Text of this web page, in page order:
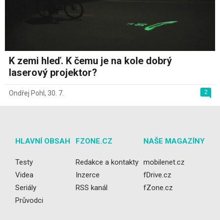
K zemi hleď. K čemu je na kole dobrý
laserový projektor?
2
Ondřej Pohl , 30. 7.
HLAVNÍ OBSAH
Testy
Videa
Seriály
Průvodci
FZONE.CZ
Redakce a kontakty
Inzerce
RSS kanál
NAŠE MAGAZÍNY
mobilenet.cz
fDrive.cz
fZone.cz